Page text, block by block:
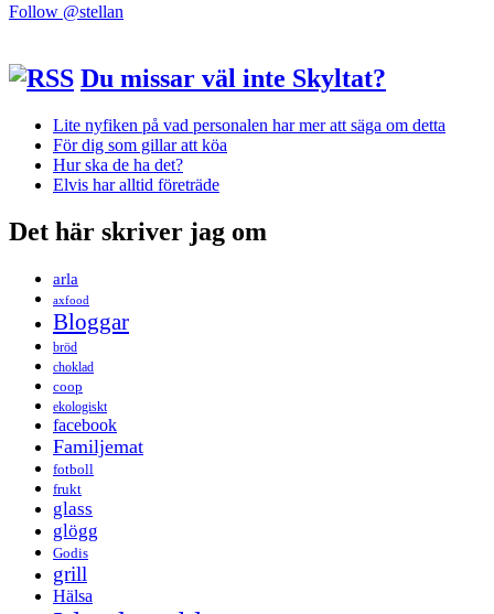
Follow @stellan
Du missar väl inte Skyltat?
Lite nyfiken på vad personalen har mer att säga om detta
För dig som gillar att köa
Hur ska de ha det?
Elvis har alltid företräde
Det här skriver jag om
arla
axfood
Bloggar
bröd
choklad
coop
ekologiskt
facebook
Familjemat
fotboll
frukt
glass
glögg
Godis
grill
Hälsa